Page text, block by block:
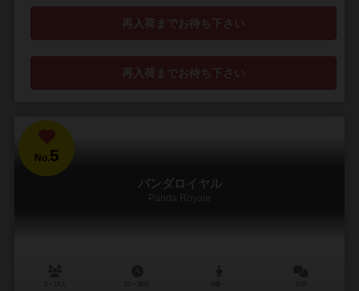
再入荷までお待ち下さい
再入荷までお待ち下さい
No.5
パンダロイヤル
Panda Royale